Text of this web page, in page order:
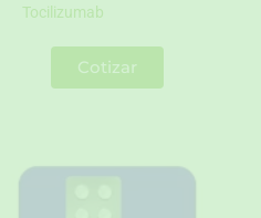
Tocilizumab
Cotizar